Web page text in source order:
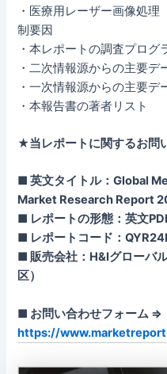
・医療用レーザー画像処
制要因
・本レポートの調査プログ
・二次情報源からの主要デ
・一次情報源からの主要デ
・本報告書の著者リスト
★当レポートに関するお問
■ 英文タイトル：Global
Market Research Report
■ レポートの形態：英文
■ レポートコード：
■ 販売会社：H&Iグローバ
区）
■ お問い合わせフォーム ⇒
https://